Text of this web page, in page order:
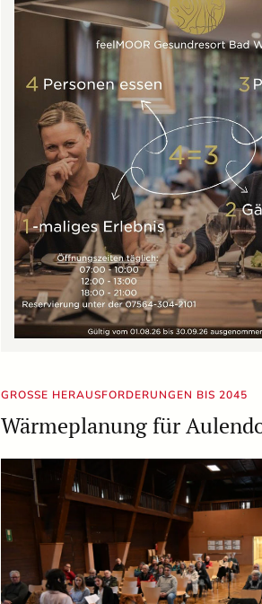
GROSSE HERAUSFORDERUNGEN BIS 2045
Wärmeplanung für